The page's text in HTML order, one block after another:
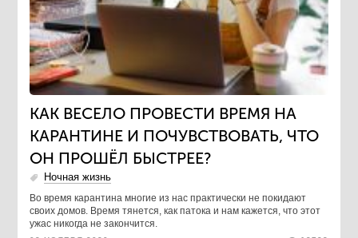
КАК ВЕСЕЛО ПРОВЕСТИ ВРЕМЯ НА
КАРАНТИНЕ И ПОЧУВСТВОВАТЬ, ЧТО
ОН ПРОШЁЛ БЫСТРЕЕ?
Ночная жизнь
Во время карантина многие из нас практически не покидают
своих домов. Время тянется, как патока и нам кажется, что этот
ужас никогда не закончится.